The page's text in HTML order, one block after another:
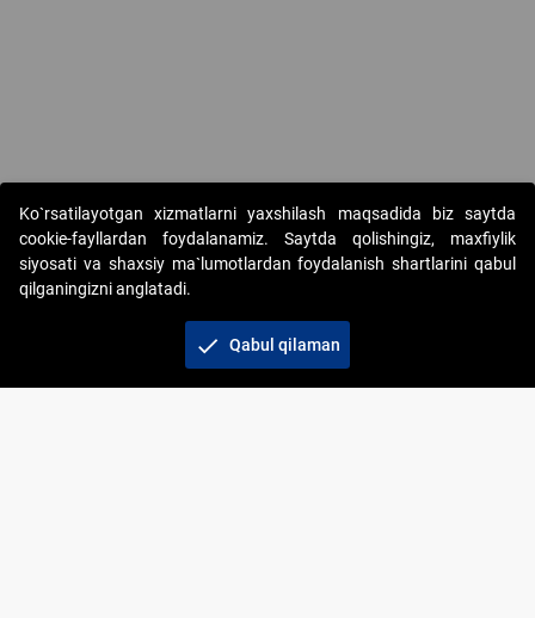
Copyright © 2017-2026. "Elektron onlayn-auksionlarni
tashkil etish" AJ. Barcha huquqlar himoyalangan
Ko`rsatilayotgan xizmatlarni yaxshilash maqsadida biz saytda
cookie-fayllardan foydalanamiz. Saytda qolishingiz, maxfiylik
siyosati va shaxsiy ma`lumotlardan foydalanish shartlarini qabul
qilganingizni anglatadi.
check Qabul qilaman